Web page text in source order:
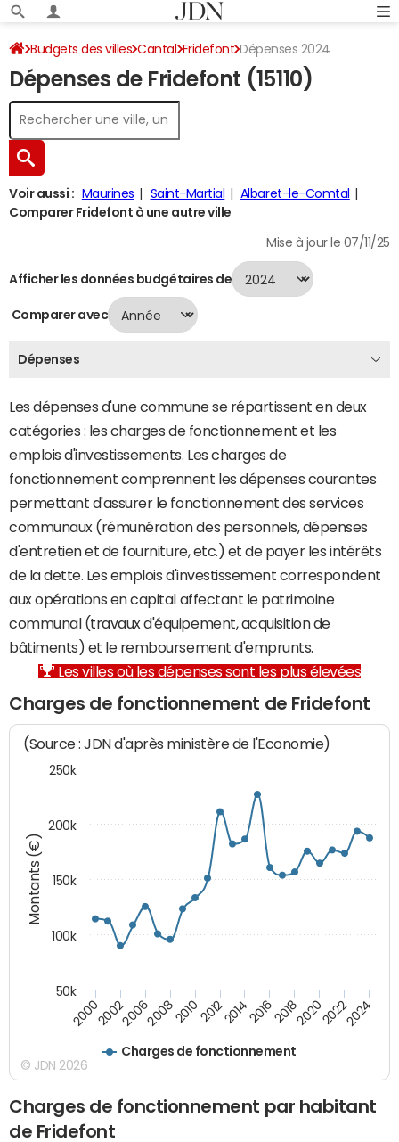
Budgets des villes Cantal Fridefont Dépenses 2024
Dépenses de Fridefont (15110)
Voir aussi : Maurines Saint-Martial
Albaret-le-Comtal
Comparer Fridefont à une autre ville
Mise à jour le 07/11/25
Afficher les données budgétaires de
Comparer avec
Dépenses
Les dépenses d'une commune se répartissent en deux
catégories : les charges de fonctionnement et les
emplois d'investissements. Les charges de
fonctionnement comprennent les dépenses courantes
permettant d'assurer le fonctionnement des services
communaux (rémunération des personnels, dépenses
d'entretien et de fourniture, etc.) et de payer les intérêts
de la dette. Les emplois d'investissement correspondent
aux opérations en capital affectant le patrimoine
communal (travaux d'équipement, acquisition de
bâtiments) et le remboursement d'emprunts.
Les villes où les dépenses sont les plus élevées
Charges de fonctionnement de Fridefont
Montants (€)
(Source : JDN d'après ministère de l'Economie)
Charges de fonctionnement
200020022006200820102012201420162018202020222024
50k
100k
150k
200k
250k
© JDN 2026
Charges de fonctionnement par habitant
de Fridefont